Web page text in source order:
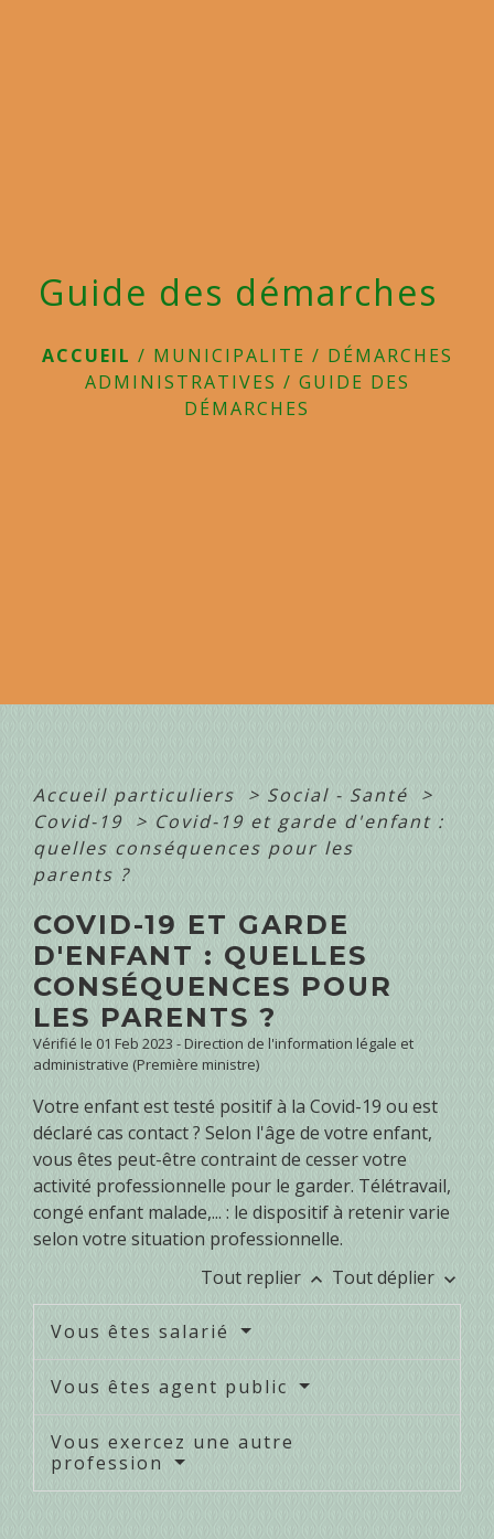
Guide des démarches
ACCUEIL / MUNICIPALITE / DÉMARCHES
ADMINISTRATIVES / GUIDE DES
DÉMARCHES
Accueil particuliers > Social - Santé
>
Covid-19 > Covid-19 et garde d'enfant :
quelles conséquences pour les
parents ?
COVID-19 ET GARDE
D'ENFANT : QUELLES
CONSÉQUENCES POUR
LES PARENTS ?
Vérifié le 01 Feb 2023 - Direction de l'information légale et
administrative (Première ministre)
Votre enfant est testé positif à la Covid-19 ou est
déclaré cas contact ? Selon l'âge de votre enfant,
vous êtes peut-être contraint de cesser votre
activité professionnelle pour le garder. Télétravail,
congé enfant malade,... : le dispositif à retenir varie
selon votre situation professionnelle.
Tout replier keyboard_arrow_up Tout déplier keyboard_arrow_down
Vous êtes salarié
Vous êtes agent public
Vous exercez une autre
profession